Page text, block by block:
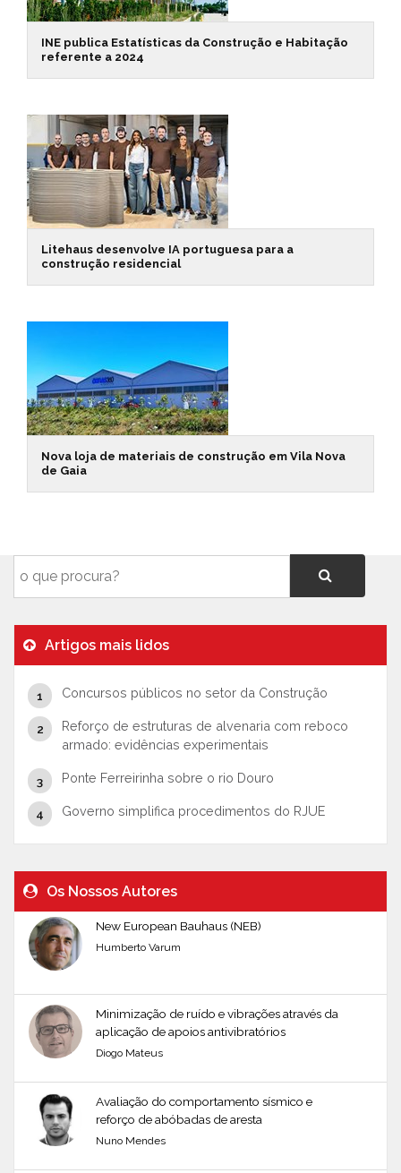
INE publica Estatísticas da Construção e Habitação
referente a 2024
Litehaus desenvolve IA portuguesa para a
construção residencial
Nova loja de materiais de construção em Vila Nova
de Gaia
Artigos mais lidos
Concursos públicos no setor da Construção
Reforço de estruturas de alvenaria com reboco
armado: evidências experimentais
Ponte Ferreirinha sobre o rio Douro
Governo simplifica procedimentos do RJUE
Os Nossos Autores
New European Bauhaus (NEB)
Humberto Varum
Minimização de ruído e vibrações através da
aplicação de apoios antivibratórios
Diogo Mateus
Avaliação do comportamento sísmico e
reforço de abóbadas de aresta
Nuno Mendes